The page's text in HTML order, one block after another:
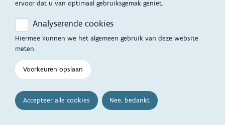
ervoor dat u van optimaal gebruiksgemak geniet.
Analyserende cookies
Hiermee kunnen we het algemeen gebruik van deze website
meten.
Voorkeuren opslaan
Accepteer alle cookies Nee, bedankt
Ben je een professional? Je vindt alle info die je nodig
hebt op
opgroeien.be
Terug naar de homepage